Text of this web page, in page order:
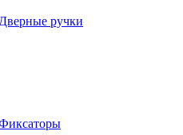
Дверные ручки